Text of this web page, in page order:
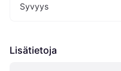
Syvyys
Lisätietoja